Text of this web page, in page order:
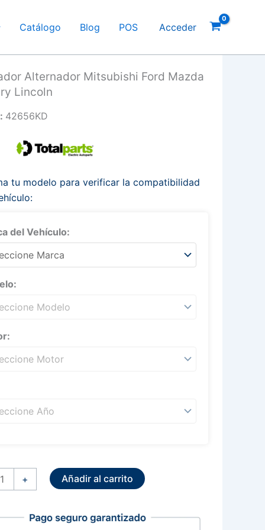
Catálogo Blog POS Acceder
Alternador Mitsubishi Ford Mazda
Lincoln
42656KD
tu modelo para verificar la compatibilidad
del Vehículo:
+ Añadir al carrito